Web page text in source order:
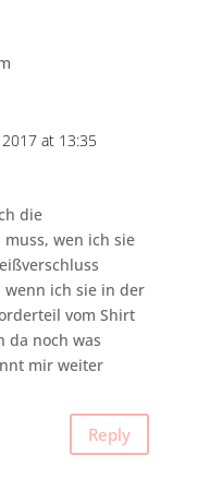
at 13:35
die
wen ich sie
wenn ich sie in der
vom Shirt
da noch was
mir weiter
Reply